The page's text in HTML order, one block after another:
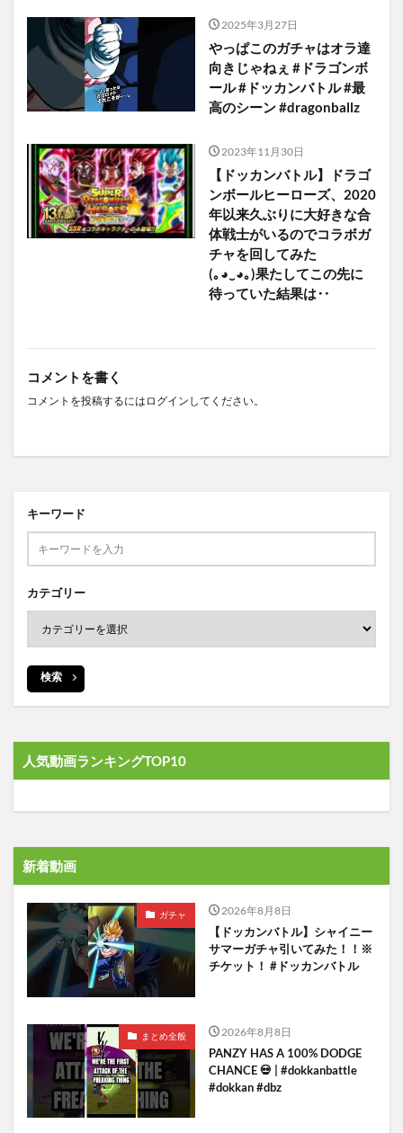
2025年3月27日
やっぱこのガチャはオラ達
向きじゃねぇ #ドラゴンボ
ール #ドッカンバトル #最
高のシーン #dragonballz
2023年11月30日
【ドッカンバトル】ドラゴ
ンボールヒーローズ、2020
年以来久ぶりに大好きな合
体戦士がいるのでコラボガ
チャを回してみた
(⁠｡⁠◕⁠‿⁠◕⁠｡⁠)⁠果たしてこの先に
待っていた結果は‥
コメントを書く
コメントを投稿するには ログイン してください。
キーワード
カテゴリー
検索
人気動画ランキングTOP10
新着動画
ガチャ 2026年8月8日
【ドッカンバトル】シャイニー
サマーガチャ引いてみた！！※
チケット！ #ドッカンバトル
まとめ全般 2026年8月8日
PANZY HAS A 100% DODGE
CHANCE 💀 | #dokkanbattle
#dokkan #dbz